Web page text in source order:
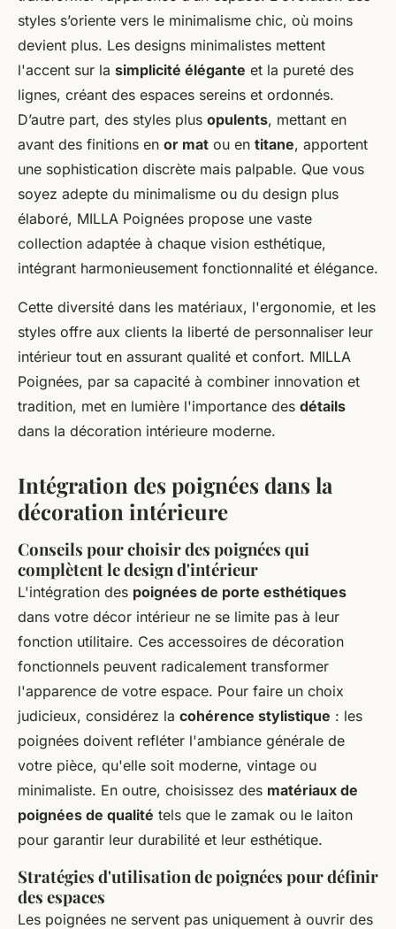
styles s’oriente vers le minimalisme chic, où moins
devient plus. Les designs minimalistes mettent
l'accent sur la simplicité élégante et la pureté des
lignes, créant des espaces sereins et ordonnés.
D’autre part, des styles plus opulents, mettant en
avant des finitions en or mat ou en titane, apportent
une sophistication discrète mais palpable. Que vous
soyez adepte du minimalisme ou du design plus
élaboré, MILLA Poignées propose une vaste
collection adaptée à chaque vision esthétique,
intégrant harmonieusement fonctionnalité et élégance.
Cette diversité dans les matériaux, l'ergonomie, et les
styles offre aux clients la liberté de personnaliser leur
intérieur tout en assurant qualité et confort. MILLA
Poignées, par sa capacité à combiner innovation et
tradition, met en lumière l'importance des détails
dans la décoration intérieure moderne.
Intégration des poignées dans la
décoration intérieure
Conseils pour choisir des poignées qui
complètent le design d'intérieur
L'intégration des poignées de porte esthétiques
dans votre décor intérieur ne se limite pas à leur
fonction utilitaire. Ces accessoires de décoration
fonctionnels peuvent radicalement transformer
l'apparence de votre espace. Pour faire un choix
judicieux, considérez la cohérence stylistique : les
poignées doivent refléter l'ambiance générale de
votre pièce, qu'elle soit moderne, vintage ou
minimaliste. En outre, choisissez des matériaux de
poignées de qualité tels que le zamak ou le laiton
pour garantir leur durabilité et leur esthétique.
Stratégies d'utilisation de poignées pour définir
des espaces
Les poignées ne servent pas uniquement à ouvrir des